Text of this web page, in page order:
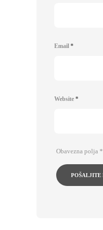
Email *
Website *
Obavezna polja *